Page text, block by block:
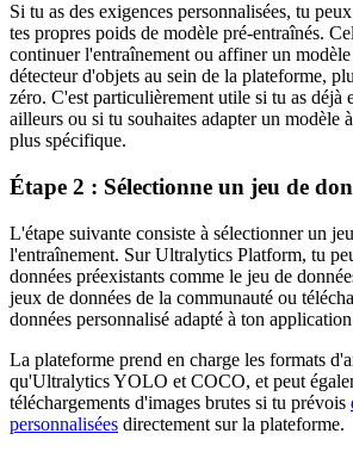
Si tu as des exigences personnalisées, tu
tes propres poids de modèle pré-entraînés.
continuer l'entraînement ou affiner un
détecteur d'objets au sein de la plateforme,
zéro. C'est particulièrement utile si tu as déjà
ailleurs ou si tu souhaites adapter un modèle
plus spécifique.
Étape 2 : Sélectionne un jeu de
L'étape suivante consiste à sélectionner un
l'entraînement. Sur Ultralytics Platform, tu
données préexistants comme le jeu de
jeux de données de la communauté ou
données personnalisé adapté à ton
La plateforme prend en charge les formats
qu'Ultralytics YOLO et COCO, et peut
téléchargements d'images brutes si tu prévois
personnalisées directement sur la plateforme.